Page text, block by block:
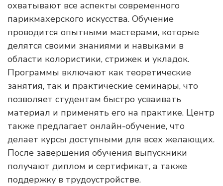
охватывают все аспекты современного
парикмахерского искусства. Обучение
проводится опытными мастерами, которые
делятся своими знаниями и навыками в
области колористики, стрижек и укладок.
Программы включают как теоретические
занятия, так и практические семинары, что
позволяет студентам быстро усваивать
материал и применять его на практике. Центр
также предлагает онлайн-обучение, что
делает курсы доступными для всех желающих.
После завершения обучения выпускники
получают диплом и сертификат, а также
поддержку в трудоустройстве.